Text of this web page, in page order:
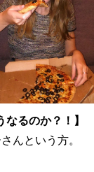
るのか？！】
んという方。